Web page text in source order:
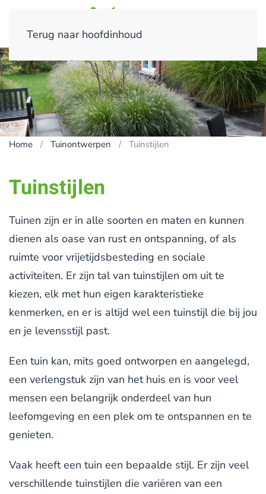
Terug naar hoofdinhoud
Home Tuinontwerpen Tuinstijlen
Tuinstijlen
Tuinen zijn er in alle soorten en maten en kunnen
dienen als oase van rust en ontspanning, of als
ruimte voor vrijetijdsbesteding en sociale
activiteiten. Er zijn tal van tuinstijlen om uit te
kiezen, elk met hun eigen karakteristieke
kenmerken, en er is altijd wel een tuinstijl die bij jou
en je levensstijl past.
Een tuin kan, mits goed ontworpen en aangelegd,
een verlengstuk zijn van het huis en is voor veel
mensen een belangrijk onderdeel van hun
leefomgeving en een plek om te ontspannen en te
genieten.
Vaak heeft een tuin een bepaalde stijl. Er zijn veel
verschillende tuinstijlen die variëren van een